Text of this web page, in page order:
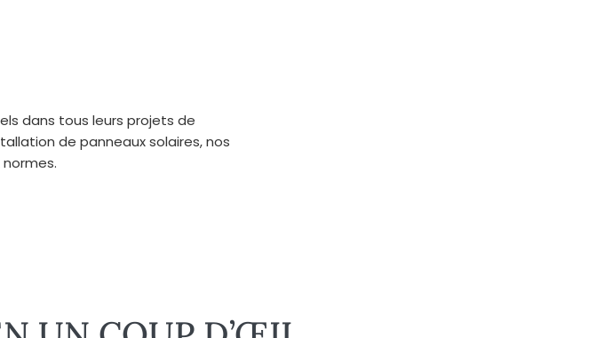
dans tous leurs projets de
de panneaux solaires, nos